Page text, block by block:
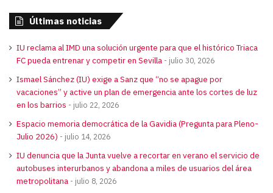
Últimas noticias
IU reclama al IMD una solución urgente para que el histórico Triaca
FC pueda entrenar y competir en Sevilla
julio 30, 2026
Ismael Sánchez (IU) exige a Sanz que “no se apague por
vacaciones” y active un plan de emergencia ante los cortes de luz
en los barrios
julio 22, 2026
Espacio memoria democrática de la Gavidia (Pregunta para Pleno-
Julio 2026)
julio 14, 2026
IU denuncia que la Junta vuelve a recortar en verano el servicio de
autobuses interurbanos y abandona a miles de usuarios del área
metropolitana
julio 8, 2026